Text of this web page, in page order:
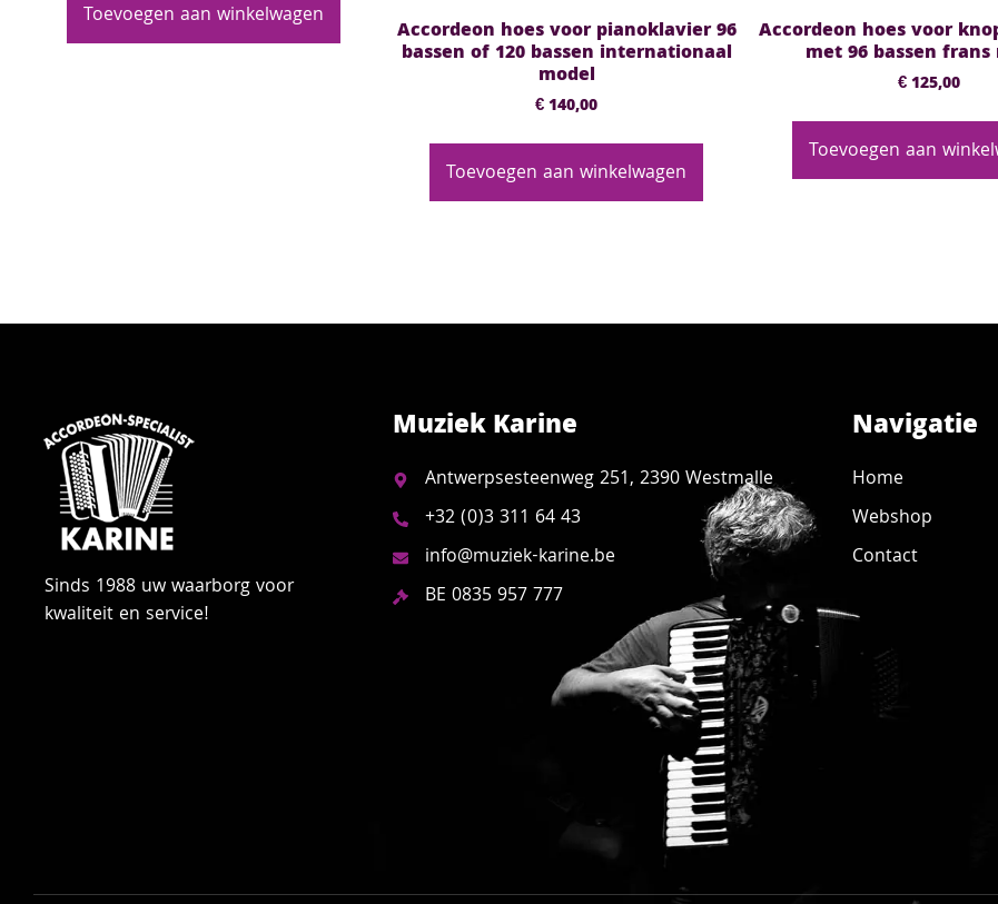
Toevoegen aan winkelwagen
Accordeon hoes voor pianoklavier 96
bassen of 120 bassen internationaal
model
€140,00
Toevoegen aan winkelwagen
Accordeon hoes voor
met 96 bassen frans
€125,00
Toevoegen aan
Sinds 1988 uw waarborg voor
kwaliteit en service!
Muziek Karine
Antwerpsesteenweg 251, 2390 Westmalle
+32 (0)3 311 64 43
info@muziek-karine.be
BE 0835 957 777
Navigatie
Home
Webshop
Contact